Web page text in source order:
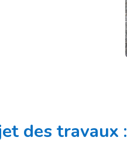
des travaux :